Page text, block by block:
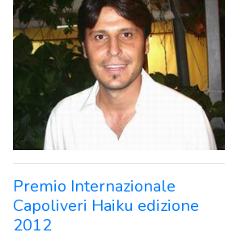
Premio Internazionale
Capoliveri Haiku edizione
2012